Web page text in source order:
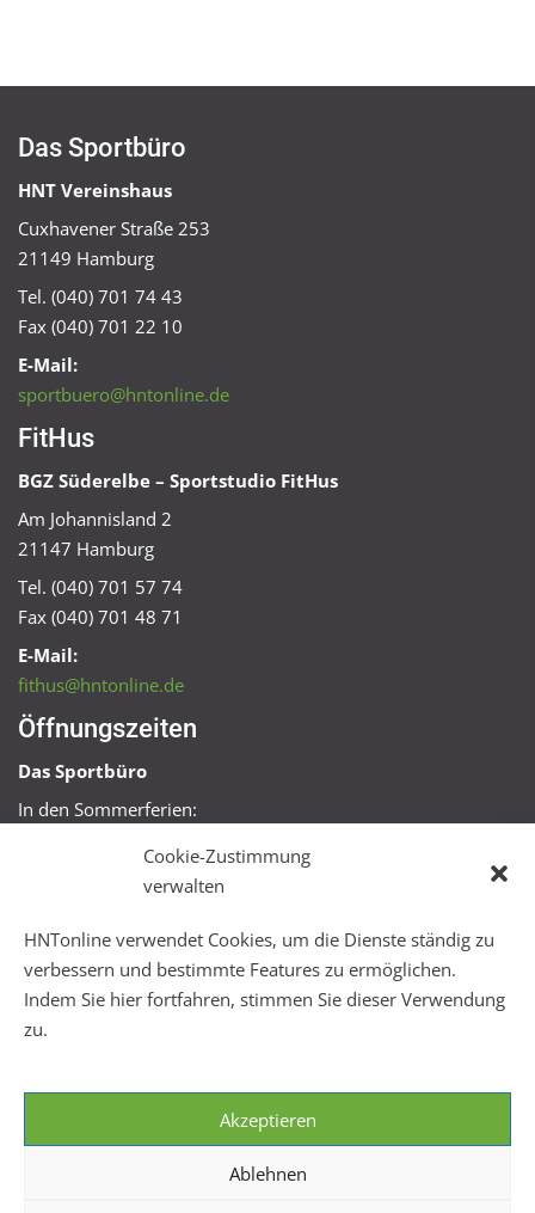
Cookie-Zustimmung
verwalten
HNTonline verwendet Cookies, um die Dienste ständig zu
verbessern und bestimmte Features zu ermöglichen.
Indem Sie hier fortfahren, stimmen Sie dieser Verwendung
zu.
Akzeptieren
Ablehnen
Das Sportbüro
HNT Vereinshaus
Cuxhavener Straße 253
21149 Hamburg
Tel. (040) 701 74 43
Fax (040) 701 22 10
E-Mail:
sportbuero@hntonline.de
FitHus
BGZ Süderelbe – Sportstudio FitHus
Am Johannisland 2
21147 Hamburg
Tel. (040) 701 57 74
Fax (040) 701 48 71
E-Mail:
fithus@hntonline.de
Öffnungszeiten
Das Sportbüro
In den Sommerferien:
Mo + Mi 16:00 – 18:00 Uhr
Mo – Fr 08:00 – 22:00 Uhr
Sa + So 10:00 – 18:00 Uhr